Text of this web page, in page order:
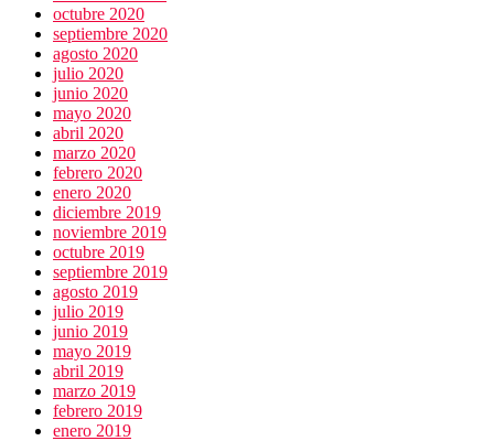
octubre 2020
septiembre 2020
agosto 2020
julio 2020
junio 2020
mayo 2020
abril 2020
marzo 2020
febrero 2020
enero 2020
diciembre 2019
noviembre 2019
octubre 2019
septiembre 2019
agosto 2019
julio 2019
junio 2019
mayo 2019
abril 2019
marzo 2019
febrero 2019
enero 2019